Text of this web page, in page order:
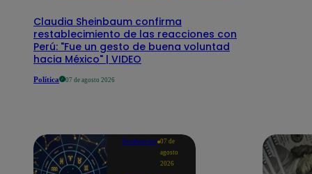
Claudia Sheinbaum confirma
restablecimiento de las reacciones con
Perú: "Fue un gesto de buena voluntad
hacia México" | VIDEO
Política 07 de agosto 2026
Tendencias 07 de
agosto
2026